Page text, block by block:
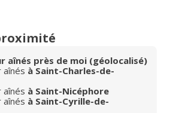
aînés près de moi (géolocalisé)
aînés à Saint-Charles-de-
aînés à Saint-Nicéphore
aînés à Saint-Cyrille-de-